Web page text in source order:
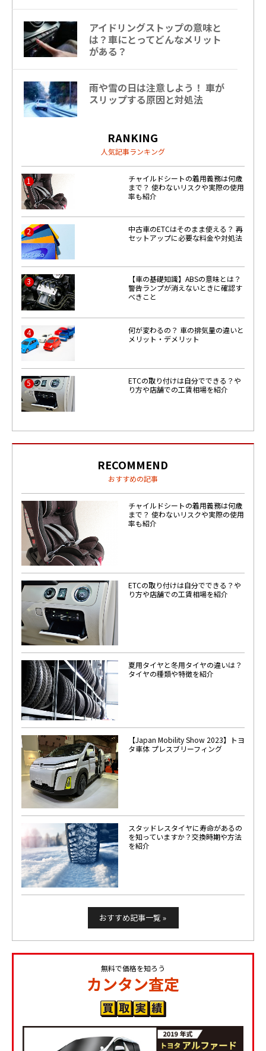
アイドリングストップの意味と
は？車にとってどんなメリット
がある？
雨や雪の日は注意しよう！ 車が
スリップする原因と対処法
RANKING
人気記事ランキング
1
チャイルドシートの着用義務は何歳
まで？ 使わないリスクや実際の使用
率も紹介
2
中古車のETCはそのまま使える？ 再
セットアップに必要な料金や対処法
3
【車の基礎知識】ABSの意味とは？
警告ランプが消えないときに確認す
べきこと
4
何が変わるの？ 車の排気量の違いと
メリット・デメリット
5
ETCの取り付けは自分でできる？や
り方や店舗での工賃相場を紹介
RECOMMEND
おすすめの記事
チャイルドシートの着用義務は何歳
まで？ 使わないリスクや実際の使用
率も紹介
ETCの取り付けは自分でできる？や
り方や店舗での工賃相場を紹介
夏用タイヤと冬用タイヤの違いは？
タイヤの種類や特徴を紹介
【Japan Mobility Show 2023】トヨ
タ車体 プレスブリーフィング
スタッドレスタイヤに寿命があるの
を知っていますか？交換時期や方法
を紹介
おすすめ記事一覧 »
無料で価格を知ろう
カンタン査定